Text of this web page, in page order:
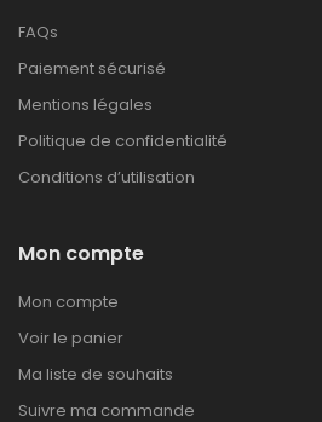
FAQs
Paiement sécurisé
Mentions légales
Politique de confidentialité
Conditions d’utilisation
Mon compte
Mon compte
Voir le panier
Ma liste de souhaits
Suivre ma commande